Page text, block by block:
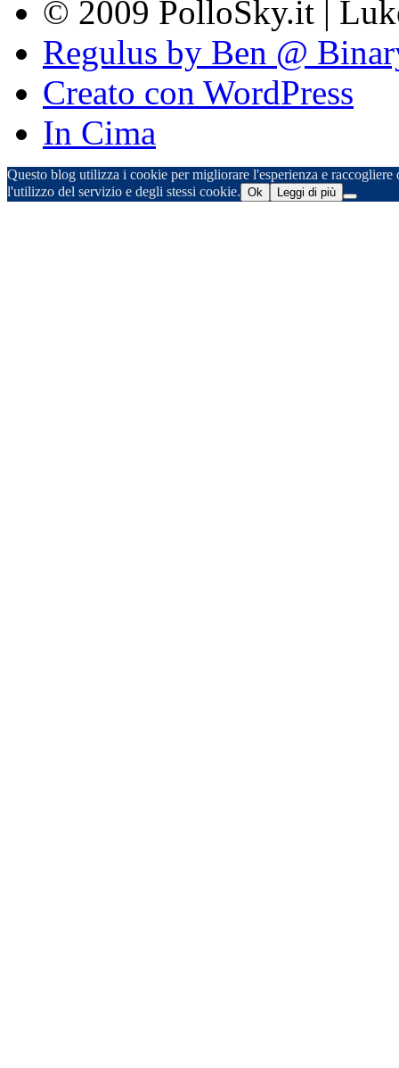
© 2009 PolloSky.it |
Regulus by Ben @
Creato con WordPress
In Cima
Questo blog utilizza i cookie per migliorare l'esperienza e
l'utilizzo del servizio e degli stessi cookie. Ok Leggi di più